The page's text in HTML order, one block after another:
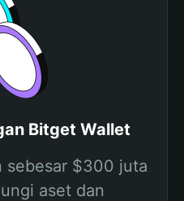
Bitget Wallet
sebesar $300 juta
aset dan